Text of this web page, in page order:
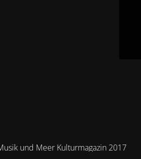
und Meer Kulturmagazin 2017